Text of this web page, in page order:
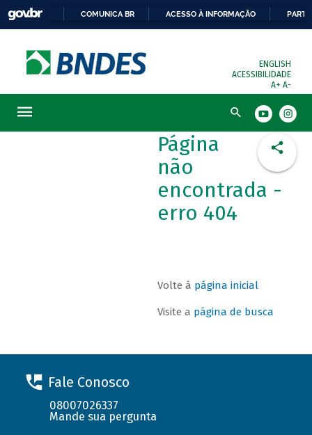
COMUNICA BR ACESSO À INFORMAÇÃO
ENGLISH
ACESSIBILIDADE
A+ A-
Busca
Página
não
encontrada -
erro 404
Volte à página inicial
Visite a página de busca
Fale Conosco
08007026337
Mande sua pergunta